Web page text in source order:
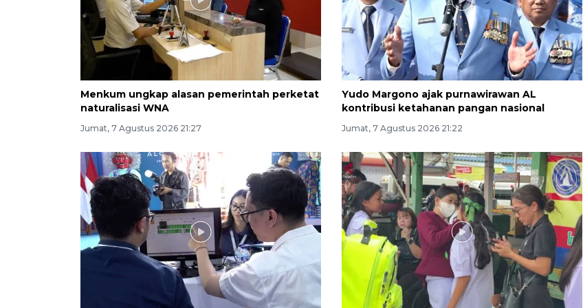
Menkum ungkap alasan pemerintah perketat
naturalisasi WNA
Jumat, 7 Agustus 2026 21:27
Yudo Margono ajak purnawirawan AL
kontribusi ketahanan pangan nasional
Jumat, 7 Agustus 2026 21:22